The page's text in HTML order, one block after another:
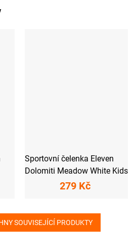
Sportovní čelenka Eleven
Dolomiti Meadow White Kids
279 Kč
SOUVISEJÍCÍ PRODUKTY